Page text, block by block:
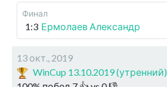
Финал
1:3 Ермолаев Александр
13 окт., 2019
WinCup 13.10.2019 (утренний)